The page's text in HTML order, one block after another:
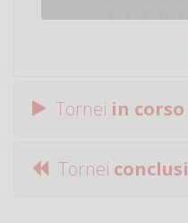
Tornei in corso
Tornei conclusi